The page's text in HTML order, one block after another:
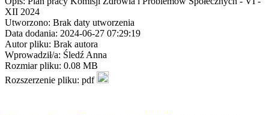
XII 2024
Utworzono: Brak daty utworzenia
Data dodania: 2024-06-27 07:29:19
Autor pliku: Brak autora
Wprowadził/a: Śledź Anna
Rozmiar pliku: 0.08 MB
Rozszerzenie pliku: pdf